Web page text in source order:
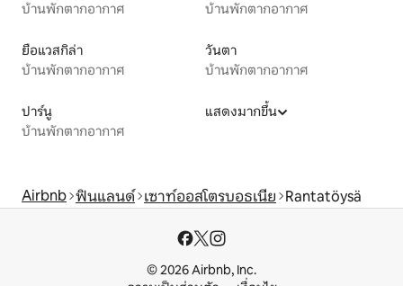
บ้านพักตากอากาศ
บ้านพักตากอากาศ
ยือแวสกิล่า
บ้านพักตากอากาศ
วันตา
บ้านพักตากอากาศ
ปาร์นู
บ้านพักตากอากาศ
แสดงมากขึ้น
Airbnb ฟินแลนด์ เซาท์ออสโตรบอธเนีย Rantatöysä
© 2026 Airbnb, Inc.